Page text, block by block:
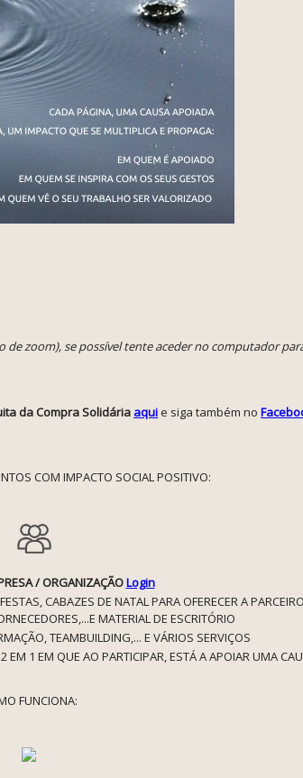
zoom), se possível tente aceder no computador
da Compra Solidária aquie siga também no
COM IMPACTO SOCIAL POSITIVO:
/ ORGANIZAÇÃOLogin
CABAZES DE NATAL PARA OFERECER A
MATERIAL DE ESCRITÓRIO
TEAMBUILDING,... E VÁRIOS SERVIÇOS
EM 1 EM QUE AO PARTICIPAR, ESTÁ A APOIAR UMA
FUNCIONA: